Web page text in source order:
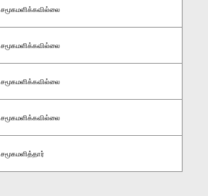
சமூகமளிக்கவில்லை
சமூகமளிக்கவில்லை
சமூகமளிக்கவில்லை
சமூகமளிக்கவில்லை
சமூகமளித்தார்